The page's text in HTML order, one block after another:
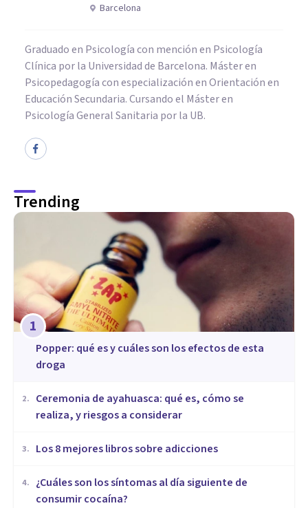
Barcelona
Graduado en Psicología con mención en Psicología
Clínica por la Universidad de Barcelona. Máster en
Psicopedagogía con especialización en Orientación en
Educación Secundaria. Cursando el Máster en
Psicología General Sanitaria por la UB.
Trending
1
Popper: qué es y cuáles son los efectos de esta
droga
2.
Ceremonia de ayahuasca: qué es, cómo se
realiza, y riesgos a considerar
3. Los 8 mejores libros sobre adicciones
4.
¿Cuáles son los síntomas al día siguiente de
consumir cocaína?